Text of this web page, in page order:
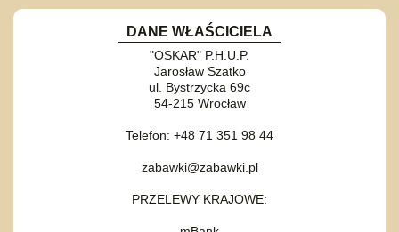
DANE WŁAŚCICIELA
"OSKAR" P.H.U.P.
Jarosław Szatko
ul. Bystrzycka 69c
54-215 Wrocław
Telefon: +48 71 351 98 44
zabawki@zabawki.pl
PRZELEWY KRAJOWE: